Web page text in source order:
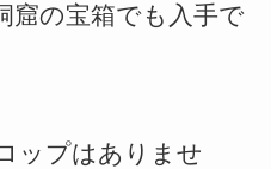
窟の宝箱でも入手で
ップはありませ